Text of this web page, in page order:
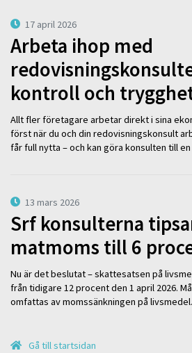
17 april 2026
Arbeta ihop med
kontroll och
Allt fler företagare arbetar direkt i sina
först när du och din redovisningskonsult
får full nytta – och kan göra konsulten till
13 mars 2026
Srf konsulterna
matmoms till 6
Nu är det beslutat – skattesatsen på
från tidigare 12 procent den 1 april 2026.
omfattas av momssänkningen på
Gå till startsidan